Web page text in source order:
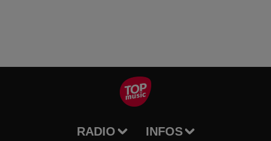
RADIO INFOS